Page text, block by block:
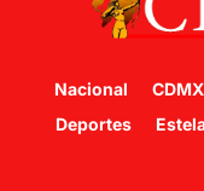
Nacional CDMX
Deportes